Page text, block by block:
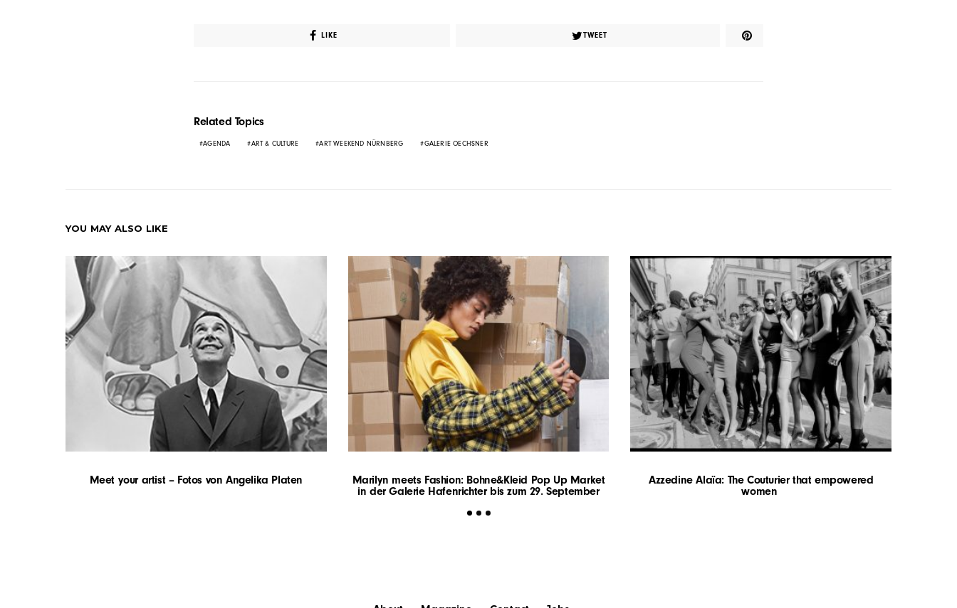
LIKE TWEET
Related Topics
AGENDA ART & CULTURE ART WEEKEND NÜRNBERG GALERIE OECHSNER
YOU MAY ALSO LIKE
Meet your artist – Fotos von Angelika Platen
Marilyn meets Fashion: Bohne&Kleid Pop Up Market
in der Galerie Hafenrichter bis zum 29. September
Azzedine Alaïa: The Couturier that empowered
women